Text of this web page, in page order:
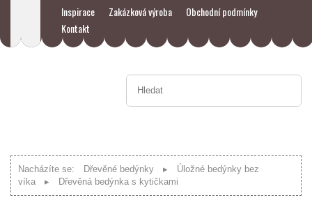
Inspirace Zakázková výroba
Obchodní podmínky
Kontakt
Nacházíte se: Dřevěné bedýnky
Úložné bedýnky bez
víka
Dřevěná bedýnka s kytičkami